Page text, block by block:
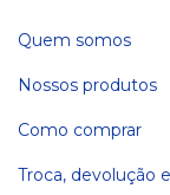
Quem somos
Nossos produtos
Como comprar
Troca, devolução